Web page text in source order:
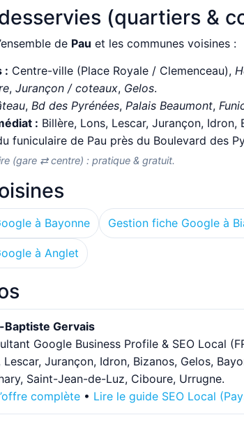
(quartiers &
de Pau et les communes voisines :
: Centre-ville (Place Royale / Clemenceau),
, Jurançon / coteaux, Gelos.
, Bd des Pyrénées, Palais Beaumont,
: Billère, Lons, Lescar, Jurançon, Idron,
(gare ⇄ centre) : pratique & gratuit.
à Bayonne Gestion fiche Google à
à Anglet
Baptiste Gervais
Google Business Profile & SEO Local
Lescar, Jurançon, Idron, Bizanos, Gelos,
Saint-Jean-de-Luz, Ciboure, Urrugne.
complète • Lire le guide SEO Local